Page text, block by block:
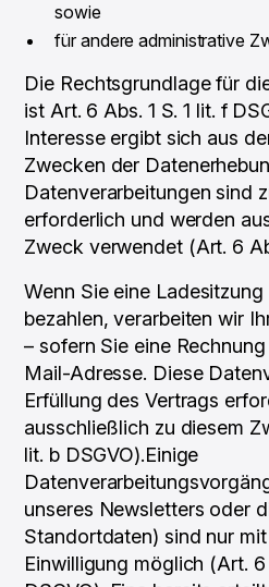
sowie
für andere administrative
Die Rechtsgrundlage für
ist Art. 6 Abs. 1 S. 1 lit. f
Interesse ergibt sich aus
Zwecken der
Datenverarbeitungen sind
erforderlich und werden
Zweck verwendet (Art. 6
Wenn Sie eine
bezahlen, verarbeiten wir
– sofern Sie eine
Mail-Adresse. Diese
Erfüllung des Vertrags
ausschließlich zu diesem
lit. b DSGVO).Einige
unseres Newsletters oder
Standortdaten) sind nur
Einwilligung möglich (Art. 6